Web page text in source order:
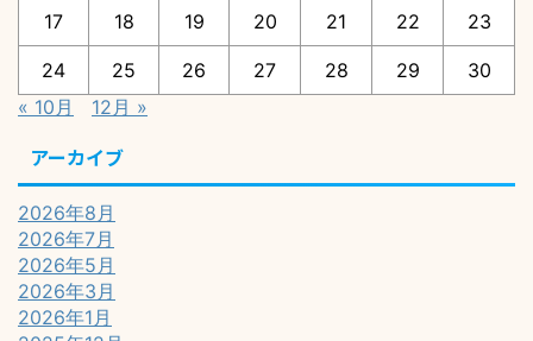
17 18 19 20 21 22 23
24 25 26 27 28 29
30
« 10月
12月 »
アーカイブ
2026年8月
2026年7月
2026年5月
2026年3月
2026年1月